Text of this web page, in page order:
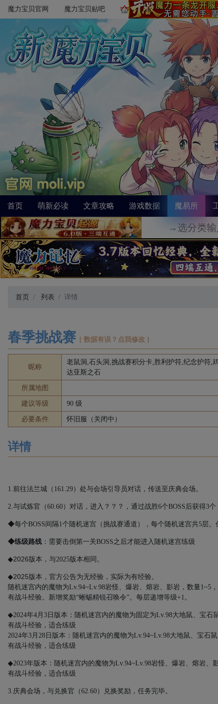
魔力宝贝官网 魔力宝贝贴吧
首页 萌新必读 文章攻略 游戏数据 魔易所
首页 列表 详情
春季挑战赛 [ 数据有误？点我修改 ]
昵称
老鼠洞,石头洞,挑战赛积分卡,胜利护符,纪念护符,
达亚斯之石
所属地图
建议等级 90 级
必要条件 怀旧服（关闭中）
详情
1.前往法兰城（ 161.29）处与会场引导员对话，传送至庆典会场。
2.与试炼官（60.60）对话，进入？？？，通过战胜6个BOSS后获得3个
◆每个BOSS间隔1个随机迷宫（挑战赛通道），每个随机迷宫共5层。
◆练级路线 ：需要击倒第一关BOSS之后才能进入随机迷宫练级
◆2026版本，与2025版本相同。
◆2025版本，官方公告为无经验，实际为有经验。
随机迷宫内的魔物为Lv.94~Lv.98岩怪、爆岩、熔岩、影岩，数量1~5
有战斗经验。 新增奖励“蜥蜴精锐召唤令”。每层递增等级+1。
◆2024年4月 3 日版本：随机迷宫内的魔物为固定为Lv.98大地鼠、宝石
有战斗经验，适合练级
2024年3月 28 日版本：随机迷宫内的魔物为Lv.94~Lv.98大地鼠、宝石
有战斗经验，适合练级
◆2023年版本：随机迷宫内的魔物为Lv.94~Lv.98岩怪、爆岩、熔岩、
有战斗经验，适合练级
3.庆典会场 ，与兑换官（62.60）兑换奖励，任务完毕。